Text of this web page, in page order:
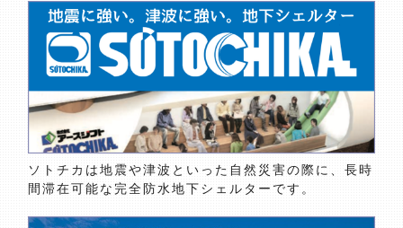
ソトチカは地震や津波といった自然災害の際に、長時
間滞在可能な完全防水地下シェルターです。